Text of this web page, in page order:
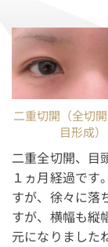
二重切開（全切
目形成
二重全切開、目
１ヵ月経過です
すが、徐々に落
すが、横幅も縦
元になりました